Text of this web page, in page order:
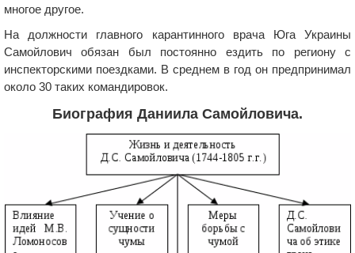
многое другое.
На должности главного карантинного врача Юга Украины
Самойлович обязан был постоянно ездить по региону с
инспекторскими поездками. В среднем в год он предпринимал
около 30 таких командировок.
Биография Даниила Самойловича.